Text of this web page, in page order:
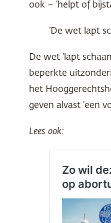
ook – ‘helpt of
’De wet lapt
De wet ‘lapt
beperkte
het
geven alvast ‘een
Lees ook: